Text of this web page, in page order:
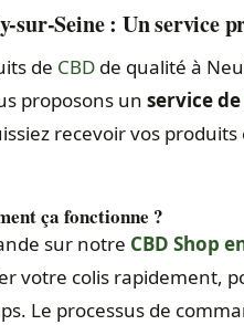
sur-Seine : Un service
de CBD de qualité à
proposons un service de
recevoir vos
ça fonctionne ?
sur notre CBD Shop
votre colis rapidement,
Le processus de